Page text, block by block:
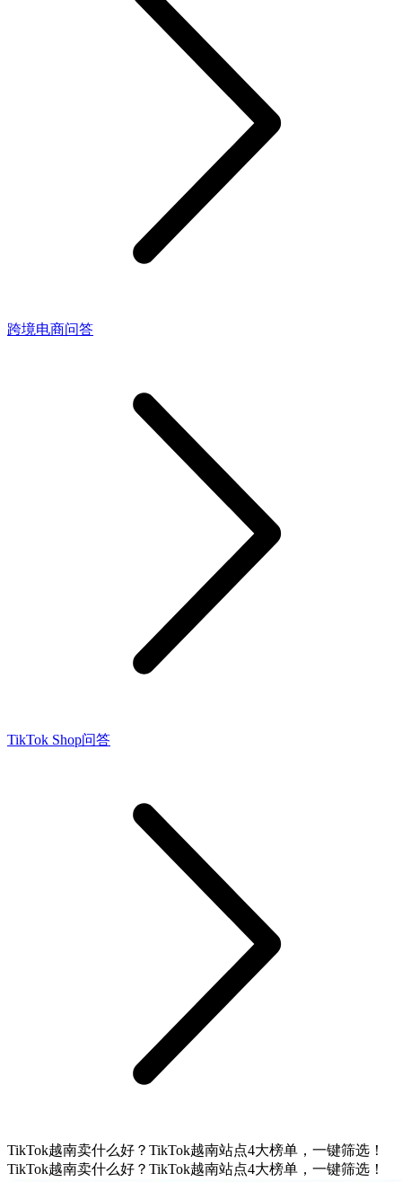
跨境电商问答
TikTok Shop问答
TikTok越南卖什么好？TikTok越南站点4大榜单，一键筛选！
TikTok越南卖什么好？TikTok越南站点4大榜单，一键筛选！